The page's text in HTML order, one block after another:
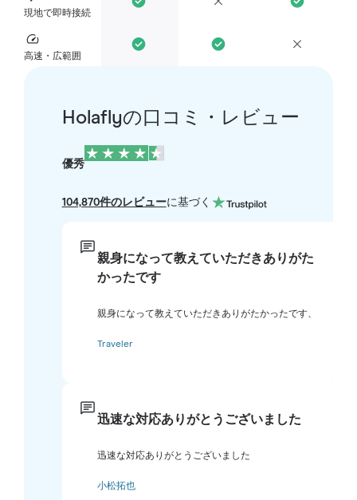
現地で即時接続
高速・広範囲
Holaflyの口コミ・レビュー
優秀
104,870件のレビューに基づく
親身になって教えていただきありがた
かったです
親身になって教えていただきありがたかったです、
Traveler
迅速な対応ありがとうございました
迅速な対応ありがとうございました
小松拓也